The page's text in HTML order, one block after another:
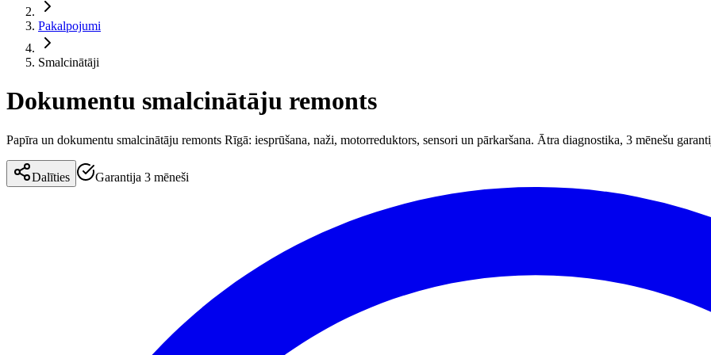
Pakalpojumi
Smalcinātāji
Dokumentu smalcinātāju remonts
Papīra un dokumentu smalcinātāju remonts Rīgā: iesprūšana, naži, motorreduktors, sensori un pārkaršana. Ātra diagnostika, 3 mēnešu
Dalīties Garantija 3 mēneši